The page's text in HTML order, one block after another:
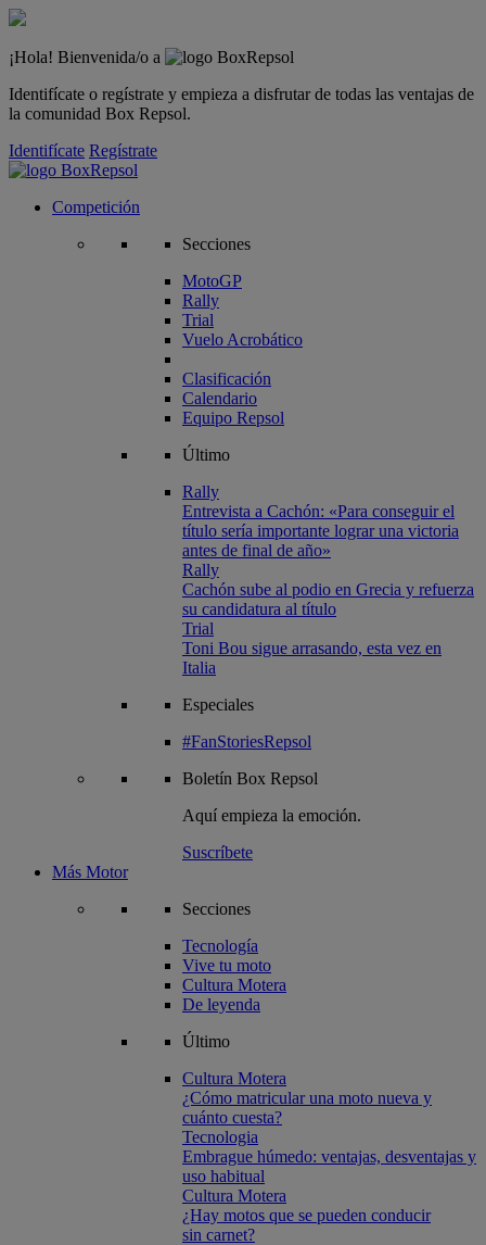
¡Hola! Bienvenida/o a
Identifícate o regístrate y empieza a disfrutar de todas las ventajas de
la comunidad Box Repsol.
Identifícate Regístrate
Competición
Secciones
MotoGP
Rally
Trial
Vuelo Acrobático
Clasificación
Calendario
Equipo Repsol
Último
Rally
Entrevista a Cachón: «Para conseguir el
título sería importante lograr una victoria
antes de final de año»
Rally
Cachón sube al podio en Grecia y refuerza
su candidatura al título
Trial
Toni Bou sigue arrasando, esta vez en
Italia
Especiales
#FanStoriesRepsol
Boletín Box Repsol
Aquí empieza la emoción.
Suscríbete
Más Motor
Secciones
Tecnología
Vive tu moto
Cultura Motera
De leyenda
Último
Cultura Motera
¿Cómo matricular una moto nueva y
cuánto cuesta?
Tecnologia
Embrague húmedo: ventajas, desventajas y
uso habitual
Cultura Motera
¿Hay motos que se pueden conducir
sin carnet?